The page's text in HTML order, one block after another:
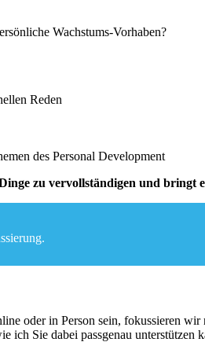
Wachstums-Vorhaben?
Reden
des Personal Development
zu vervollständigen und
oder in Person sein, fokussieren
ich Sie dabei passgenau unterstützen